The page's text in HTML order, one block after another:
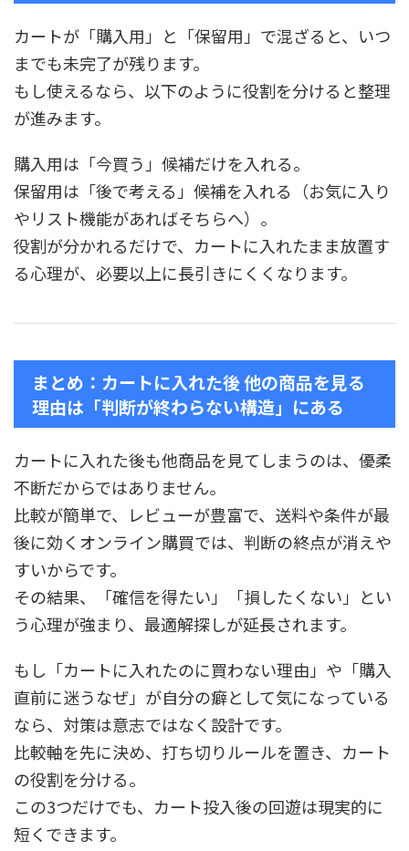
カートが「購入用」と「保留用」で混ざると、いつ
までも未完了が残ります。
もし使えるなら、以下のように役割を分けると整理
が進みます。
購入用は「今買う」候補だけを入れる。
保留用は「後で考える」候補を入れる（お気に入り
やリスト機能があればそちらへ）。
役割が分かれるだけで、カートに入れたまま放置す
る心理が、必要以上に長引きにくくなります。
まとめ：カートに入れた後 他の商品を見る
理由は「判断が終わらない構造」にある
カートに入れた後も他商品を見てしまうのは、優柔
不断だからではありません。
比較が簡単で、レビューが豊富で、送料や条件が最
後に効くオンライン購買では、判断の終点が消えや
すいからです。
その結果、「確信を得たい」「損したくない」とい
う心理が強まり、最適解探しが延長されます。
もし「カートに入れたのに買わない理由」や「購入
直前に迷うなぜ」が自分の癖として気になっている
なら、対策は意志ではなく設計です。
比較軸を先に決め、打ち切りルールを置き、カート
の役割を分ける。
この3つだけでも、カート投入後の回遊は現実的に
短くできます。